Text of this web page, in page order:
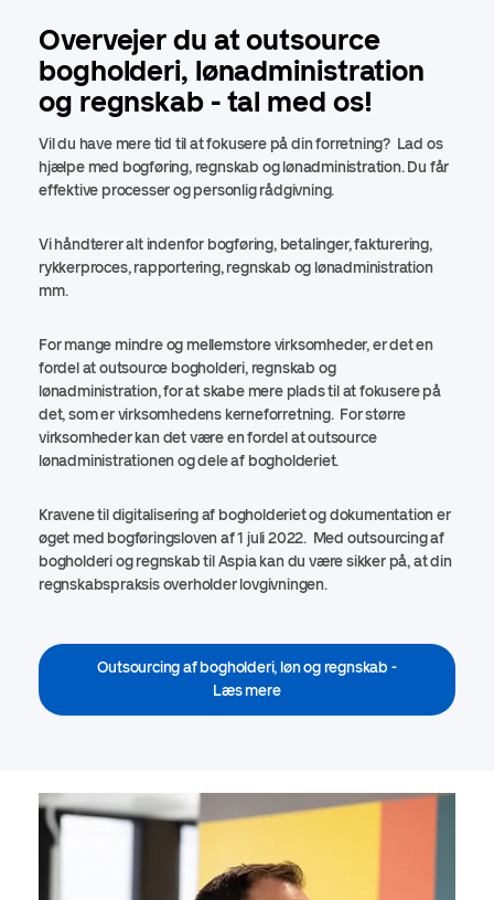
Overvejer du at outsource
bogholderi, lønadministration
og regnskab - tal med os!
Vil du have mere tid til at fokusere på din forretning? Lad os
hjælpe med bogføring, regnskab og lønadministration. Du får
effektive processer og personlig rådgivning.
Vi håndterer alt indenfor bogføring, betalinger, fakturering,
rykkerproces, rapportering, regnskab og lønadministration
mm.
For mange mindre og mellemstore virksomheder, er det en
fordel at outsource bogholderi, regnskab og
lønadministration, for at skabe mere plads til at fokusere på
det, som er virksomhedens kerneforretning. For større
virksomheder kan det være en fordel at outsource
lønadministrationen og dele af bogholderiet.
Kravene til digitalisering af bogholderiet og dokumentation er
øget med bogføringsloven af 1 juli 2022. Med outsourcing af
bogholderi og regnskab til Aspia kan du være sikker på, at din
regnskabspraksis overholder lovgivningen.
Outsourcing af bogholderi, løn og regnskab -
Læs mere